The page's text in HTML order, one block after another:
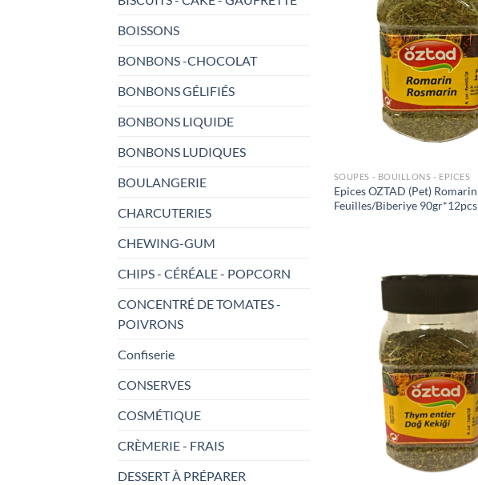
BOISSONS
BONBONS -CHOCOLAT
BONBONS GÉLIFIÉS
BONBONS LIQUIDE
BONBONS LUDIQUES
BOULANGERIE
CHARCUTERIES
CHEWING-GUM
CHIPS - CÉRÉALE - POPCORN
CONCENTRÉ DE TOMATES -
POIVRONS
Confiserie
CONSERVES
COSMÉTIQUE
CRÈMERIE - FRAIS
DESSERT À PRÉPARER
SOUPES - BOUILLONS - EPICES
Epices OZTAD (Pet) Romarin
Feuilles/Biberiye 90gr*12pcs